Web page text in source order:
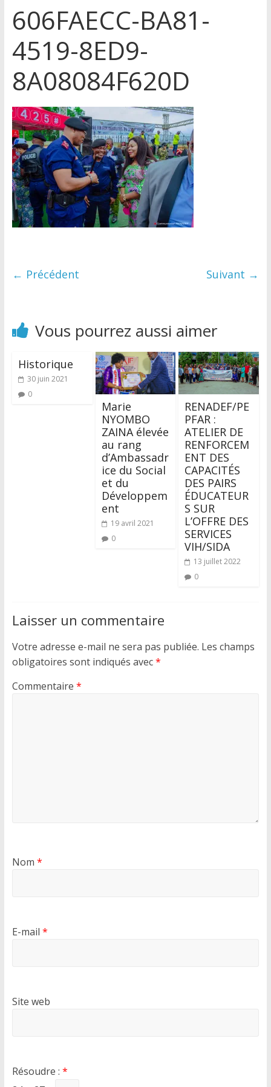
606FAECC-BA81-
4519-8ED9-
8A08084F620D
← Précédent Suivant →
Vous pourrez aussi aimer
Historique
30 juin 2021
0
Marie
NYOMBO
ZAINA élevée
au rang
d’Ambassadr
ice du Social
et du
Développem
ent
19 avril 2021
0
RENADEF/PE
PFAR :
ATELIER DE
RENFORCEM
ENT DES
CAPACITÉS
DES PAIRS
ÉDUCATEUR
S SUR
L’OFFRE DES
SERVICES
VIH/SIDA
13 juillet 2022
0
Laisser un commentaire
Votre adresse e-mail ne sera pas publiée. Les champs
obligatoires sont indiqués avec*
Commentaire *
Nom *
E-mail *
Site web
Résoudre : *